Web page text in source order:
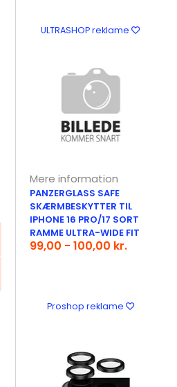
ULTRASHOP reklame
Mere information
PANZERGLASS SAFE
SKÆRMBESKYTTER TIL
IPHONE 16 PRO/17 SORT
RAMME ULTRA-WIDE FIT
99,00 - 100,00 kr.
Proshop reklame